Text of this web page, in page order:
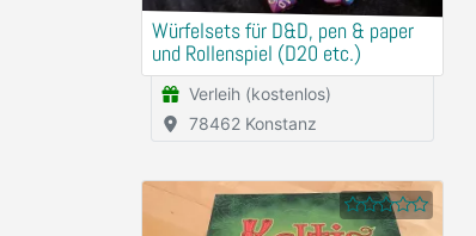
Würfelsets für D&D, pen & paper
und Rollenspiel (D20 etc.)
Verleih (kostenlos)
78462 Konstanz